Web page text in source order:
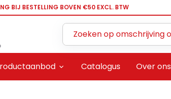
BIJ BESTELLING BOVEN €50 EXCL. BTW
Catalogus Over ons